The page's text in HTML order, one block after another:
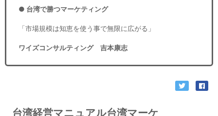
● 台湾で勝つマーケティング
「市場規模は知恵を使う事で無限に広がる」
ワイズコンサルティング 吉本康志
台湾経営マニュアル台湾マーケ